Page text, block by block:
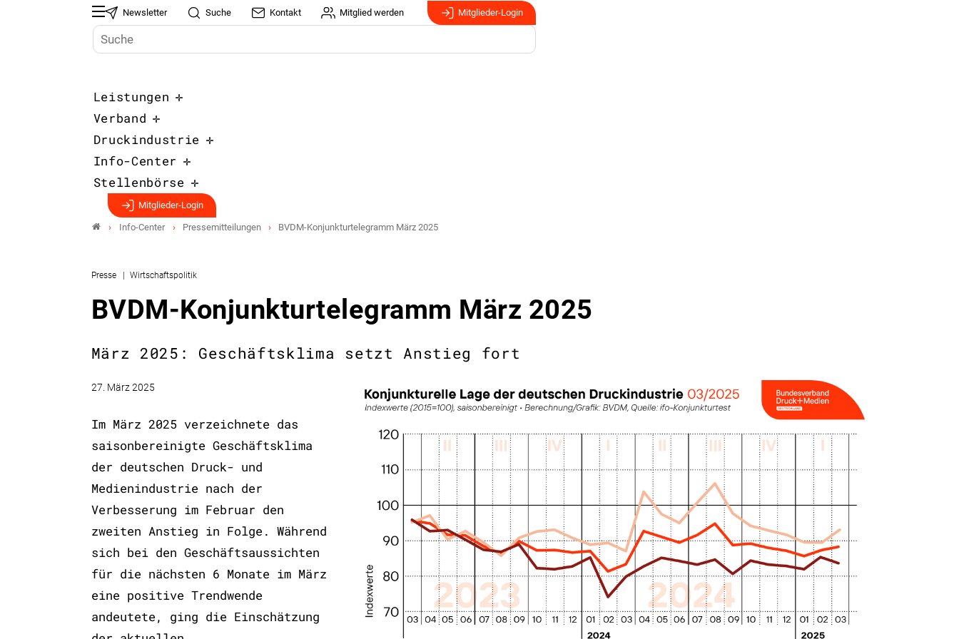
Newsletter Suche Kontakt Mitglied werden Mitglieder-Login
Leistungen
Verband
Druckindustrie
Info-Center
Stellenbörse
Mitglieder-Login
Info-Center Pressemitteilungen BVDM-Konjunktur­telegramm März 2025
Presse Wirtschaftspolitik
BVDM-Konjunktur­telegramm März 2025
März 2025: Geschäftsklima setzt Anstieg fort
27. März 2025
Im März 2025 verzeichnete das
saisonbereinigte Geschäftsklima
der deutschen Druck- und
Medienindustrie nach der
Verbesserung im Februar den
zweiten Anstieg in Folge. Während
sich bei den Geschäftsaussichten
für die nächsten 6 Monate im März
eine positive Trendwende
andeutete, ging die Einschätzung